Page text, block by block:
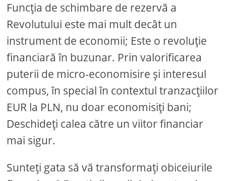
Funcția de schimbare de rezervă a
Revolutului este mai mult decât un
instrument de economii; Este o revoluție
financiară în buzunar. Prin valorificarea
puterii de micro-economisire și interesul
compus, în special în contextul tranzacțiilor
EUR la PLN, nu doar economisiți bani;
Deschideți calea către un viitor financiar
mai sigur.
Sunteți gata să vă transformați obiceiurile